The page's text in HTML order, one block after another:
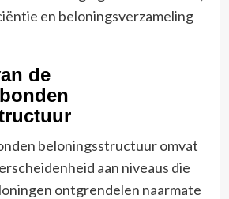
en beloningsverzameling
de
beloningsstructuur omvat
aan niveaus die
ontgrendelen naarmate